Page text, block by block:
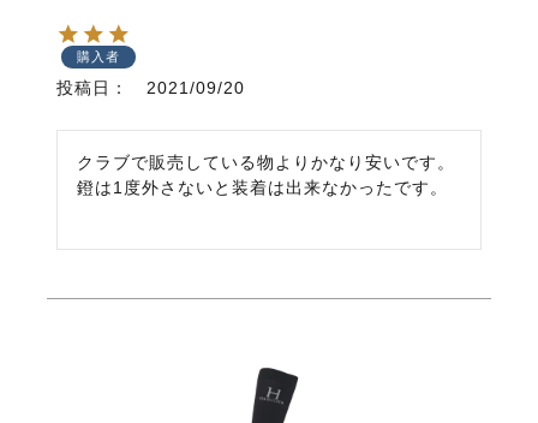
購入者
投稿日 2021/09/20
クラブで販売している物よりかなり安いです。
鐙は1度外さないと装着は出来なかったです。